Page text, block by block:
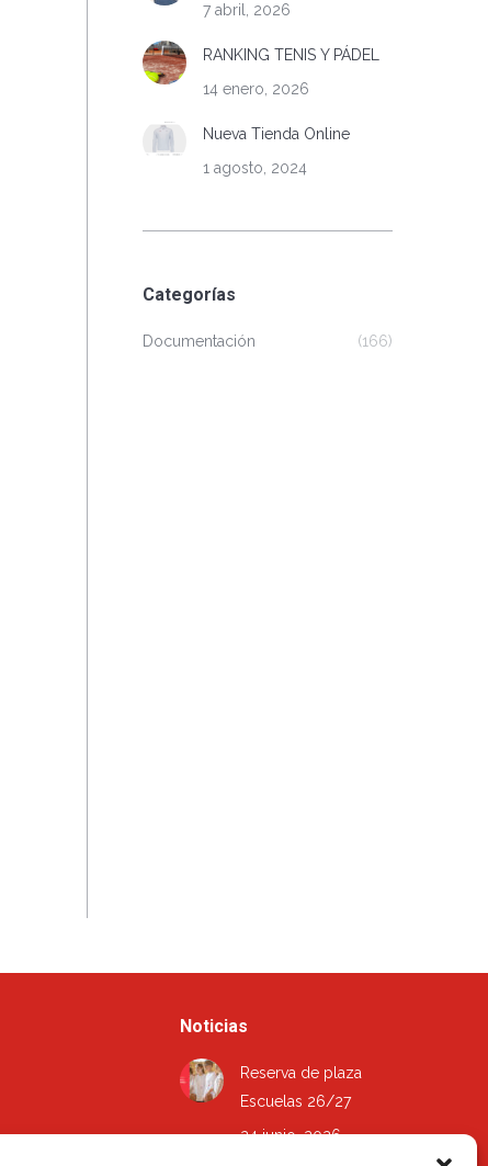
7 abril, 2026
RANKING TENIS Y PÁDEL
14 enero, 2026
Nueva Tienda Online
1 agosto, 2024
Categorías
Documentación (166)
Noticias
Reserva de plaza
Escuelas 26/27
24 junio, 2026